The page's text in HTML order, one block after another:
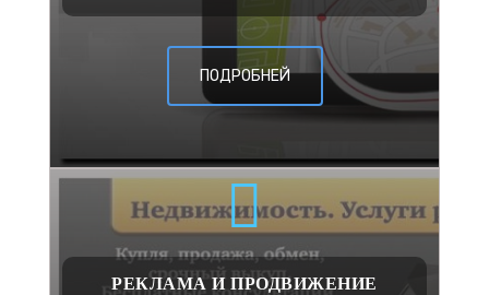
ПОДРОБНЕЙ
РЕКЛАМА И ПРОДВИЖЕНИЕ